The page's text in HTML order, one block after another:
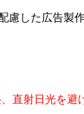
慮した広告製
直射日光を避